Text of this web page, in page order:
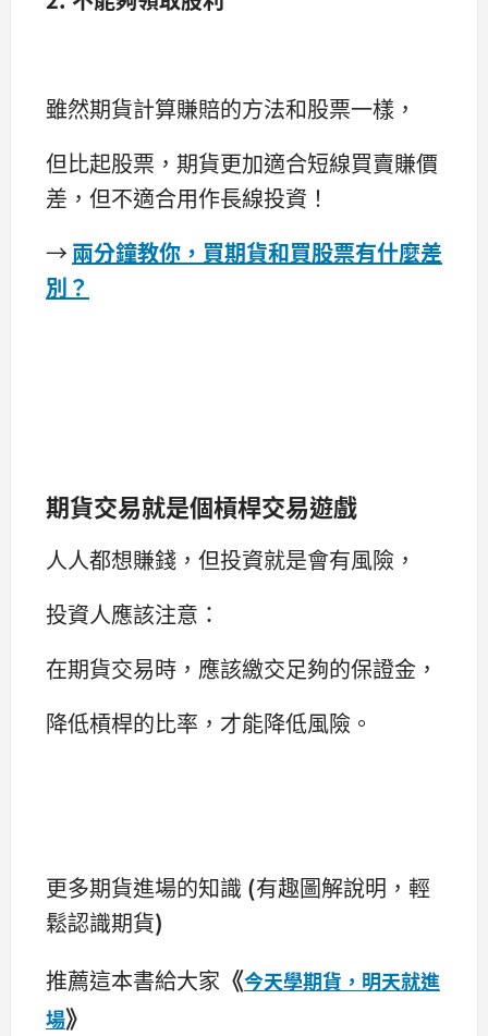
雖然期貨計算賺賠的方法和股票一樣，
但比起股票，期貨更加適合短線買賣賺價
差，但不適合用作長線投資！
→ 兩分鐘教你，買期貨和買股票有什麼差
別？
期貨交易就是個槓桿交易遊戲
人人都想賺錢，但投資就是會有風險，
投資人應該注意：
在期貨交易時，應該繳交足夠的保證金，
降低槓桿的比率，才能降低風險。
更多期貨進場的知識 (有趣圖解說明，輕
鬆認識期貨)
推薦這本書給大家 《今天學期貨，明天就進
場》